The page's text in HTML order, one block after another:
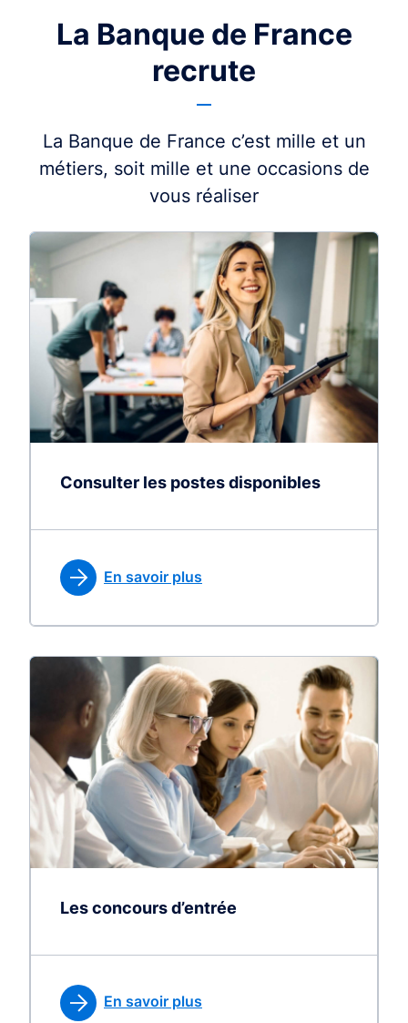
La Banque de France
recrute
La Banque de France c’est mille et un
métiers, soit mille et une occasions de
vous réaliser
Consulter les postes disponibles
En savoir plus
Les concours d’entrée
En savoir plus